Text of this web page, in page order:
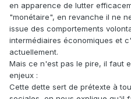
en apparence de lutter
"monétaire", en revanche il ne
issue des comportements
intermédiaires économiques et
actuellement.
Mais ce n'est pas le pire, il faut
enjeux :
Cette dette sert de prétexte à